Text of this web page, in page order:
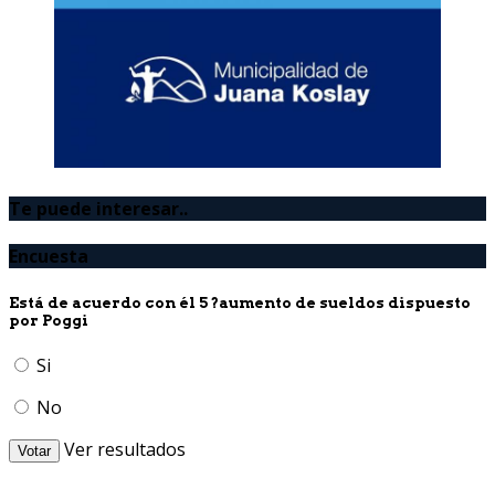
Te puede interesar..
Encuesta
Está de acuerdo con él 5 ?aumento de sueldos dispuesto
por Poggi
Si
No
Votar
Ver resultados